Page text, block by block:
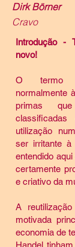
Dirk Börner
Cravo
Introdução -
novo!
O termo
normalmente
primas
utilização
ser irritante à
entendido
certamente
e criativo da
A
motivada
economia de
Handel